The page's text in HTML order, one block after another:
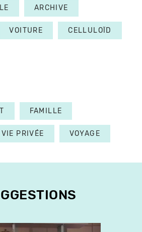
ARCHIVE
VOITURE CELLULOÏD
FAMILLE
VIE PRIVÉE VOYAGE